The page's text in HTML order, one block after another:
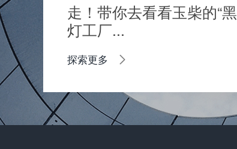
走！带你去看看玉柴的“黑
灯工厂...
探索更多